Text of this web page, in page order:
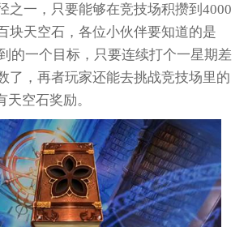
之一，只要能够在竞技场积攒到4000
块天空石，各位小伙伴要知道的是
的一个目标，只要连续打个一星期差
了，再者玩家还能去挑战竞技场里的
天空石奖励。